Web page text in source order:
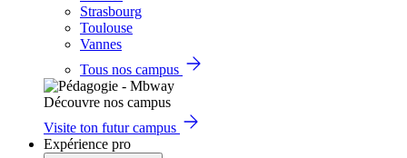
Strasbourg
Toulouse
Vannes
Tous nos campus
Découvre nos campus
Visite ton futur campus
Expérience pro